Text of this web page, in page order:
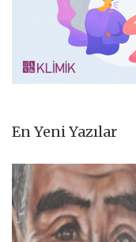
En Yeni Yazılar